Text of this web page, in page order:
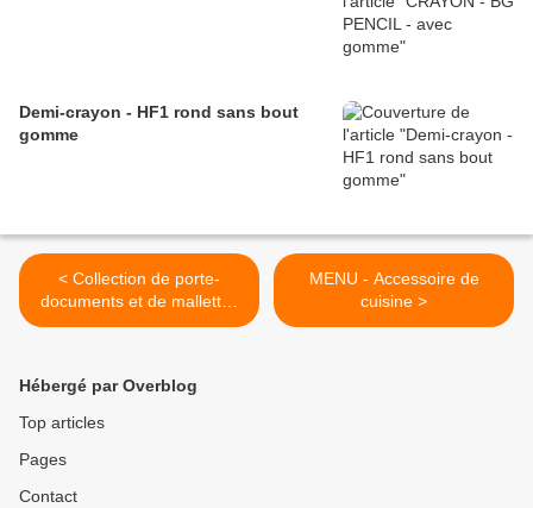
Demi-crayon - HF1 rond sans bout
gomme
< Collection de porte-
documents et de mallettes
publicitaires
MENU - Accessoire de
cuisine >
Hébergé par Overblog
Top articles
Pages
Contact